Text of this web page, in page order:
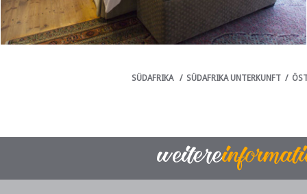
SÜDAFRIKA / SÜDAFRIKA UNTERKUNFT /